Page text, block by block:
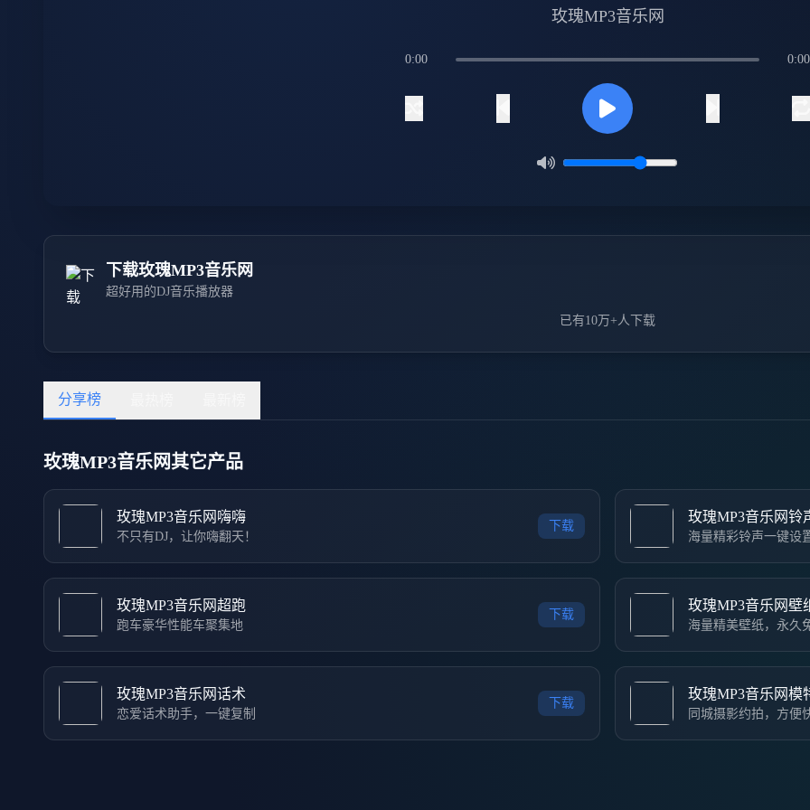
玫瑰MP3音乐网
0:00 0:00
下载玫瑰MP3音乐网
超好用的DJ音乐播放器
已有10万+人下载
分享榜
玫瑰MP3音乐网其它产品
玫瑰MP3音乐网嗨嗨
不只有DJ，让你嗨翻天！
下载
玫瑰MP3音乐网铃
海量精彩铃声一键设
玫瑰MP3音乐网超跑
跑车豪华性能车聚集地
下载
玫瑰MP3音乐网壁
海量精美壁纸，永久
玫瑰MP3音乐网话术
恋爱话术助手，一键复制
下载
玫瑰MP3音乐网模
同城摄影约拍，方便